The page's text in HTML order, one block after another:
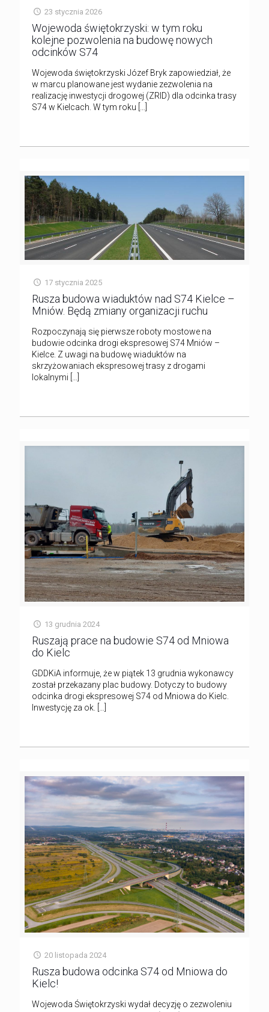
23 stycznia 2026
Wojewoda świętokrzyski: w tym roku
kolejne pozwolenia na budowę nowych
odcinków S74
Wojewoda świętokrzyski Józef Bryk zapowiedział, że
w marcu planowane jest wydanie zezwolenia na
realizację inwestycji drogowej (ZRID) dla odcinka trasy
S74 w Kielcach. W tym roku
17 stycznia 2025
Rusza budowa wiaduktów nad S74 Kielce –
Mniów. Będą zmiany organizacji ruchu
Rozpoczynają się pierwsze roboty mostowe na
budowie odcinka drogi ekspresowej S74 Mniów –
Kielce. Z uwagi na budowę wiaduktów na
skrzyżowaniach ekspresowej trasy z drogami
lokalnymi
13 grudnia 2024
Ruszają prace na budowie S74 od Mniowa
do Kielc
GDDKiA informuje, że w piątek 13 grudnia wykonawcy
został przekazany plac budowy. Dotyczy to budowy
odcinka drogi ekspresowej S74 od Mniowa do Kielc.
Inwestycję za ok. […]
20 listopada 2024
Rusza budowa odcinka S74 od Mniowa do
Kielc!
Wojewoda Świętokrzyski wydał decyzję o zezwoleniu